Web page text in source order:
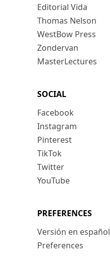
Editorial Vida
Thomas Nelson
WestBow Press
Zondervan
MasterLectures
SOCIAL
Facebook
Instagram
Pinterest
TikTok
Twitter
YouTube
PREFERENCES
Versión en español
Preferences